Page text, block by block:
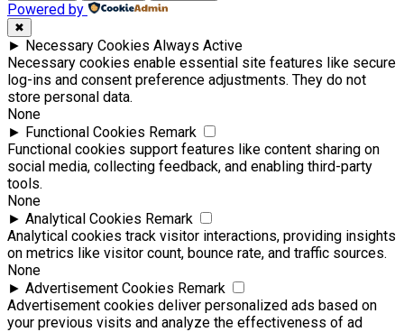
Powered by
✖
► Necessary Cookies Always Active
Necessary cookies enable essential site features like secure
log-ins and consent preference adjustments. They do not
store personal data.
None
► Functional Cookies Remark
Functional cookies support features like content sharing on
social media, collecting feedback, and enabling third-party
tools.
None
► Analytical Cookies Remark
Analytical cookies track visitor interactions, providing insights
on metrics like visitor count, bounce rate, and traffic sources.
None
► Advertisement Cookies Remark
Advertisement cookies deliver personalized ads based on
your previous visits and analyze the effectiveness of ad